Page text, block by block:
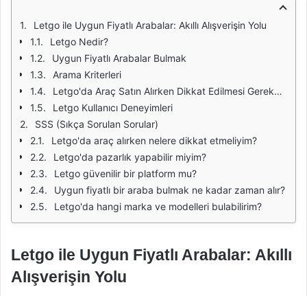
Letgo ile Uygun Fiyatlı Arabalar: Akıllı Alışverişin Yolu
Letgo Nedir?
Uygun Fiyatlı Arabalar Bulmak
Arama Kriterleri
Letgo'da Araç Satın Alırken Dikkat Edilmesi Gerekenler
Letgo Kullanıcı Deneyimleri
SSS (Sıkça Sorulan Sorular)
Letgo'da araç alırken nelere dikkat etmeliyim?
Letgo'da pazarlık yapabilir miyim?
Letgo güvenilir bir platform mu?
Uygun fiyatlı bir araba bulmak ne kadar zaman alır?
Letgo'da hangi marka ve modelleri bulabilirim?
Letgo ile Uygun Fiyatlı Arabalar: Akıllı
Alışverişin Yolu